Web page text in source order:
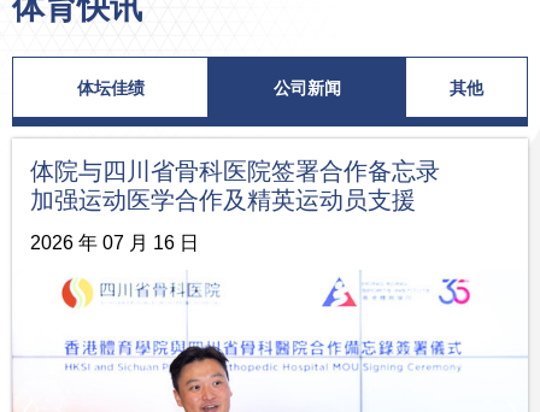
体坛佳绩 公司新闻 其他
体院与四川省骨科医院签署合作备忘录
加强运动医学合作及精英运动员支援
2026 年 07 月 16 日